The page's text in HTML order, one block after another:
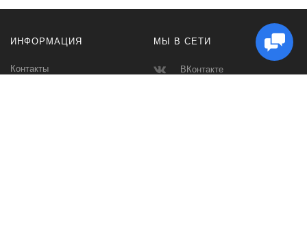
ИНФОРМАЦИЯ
Контакты
МЫ В СЕТИ
ВКонтакте